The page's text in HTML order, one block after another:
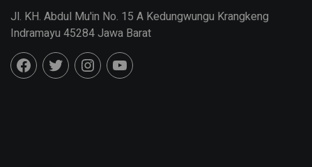
Jl. KH. Abdul Mu'in No. 15 A Kedungwungu Krangkeng
Indramayu 45284 Jawa Barat